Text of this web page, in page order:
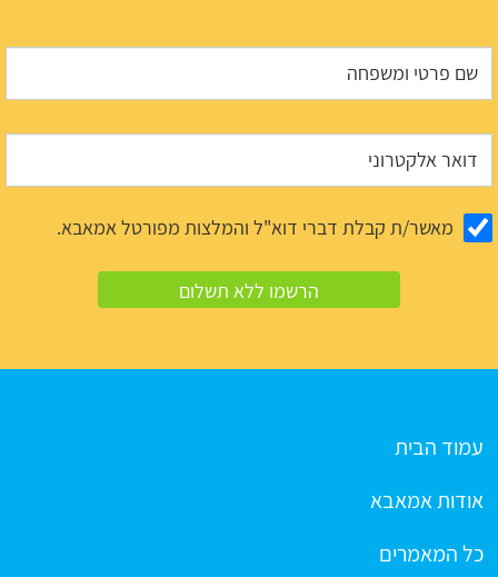
מאשר/ת קבלת דברי דוא"ל והמלצות מפורטל אמאבא.
עמוד הבית
אודות אמאבא
כל המאמרים